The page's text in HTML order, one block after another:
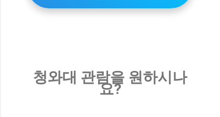
청와대 관람을 원하시나
요?